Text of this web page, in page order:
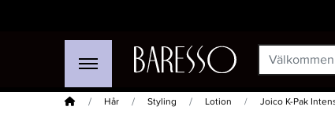
Hem Hår Styling Lotion Joico K-Pak